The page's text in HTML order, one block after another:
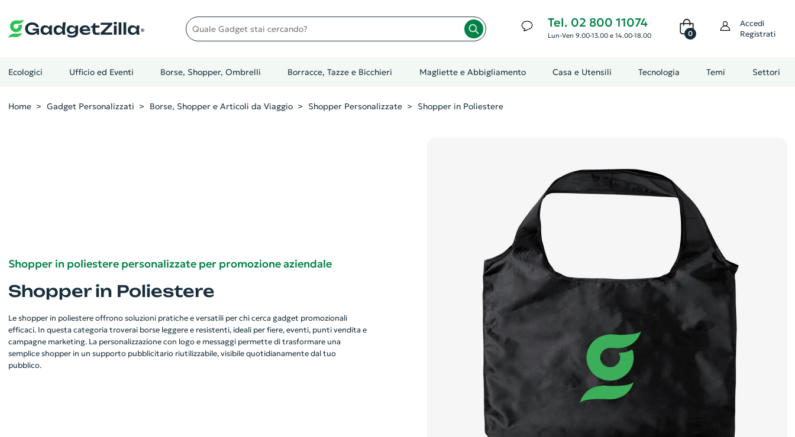
Quale gadget stai cercando? Tel. 02 800 11074
Lun-Ven 9.00-13.00 e 14.00-18.00 0
Accedi
Registrati
Ecologici Ufficio ed Eventi Borse, Shopper, Ombrelli Borracce, Tazze e Bicchieri Magliette e Abbigliamento Casa e Utensili Tecnologia Temi Settori
Home Gadget Personalizzati Borse, Shopper e Articoli da Viaggio Shopper Personalizzate Shopper in Poliestere
Shopper in poliestere personalizzate per promozione aziendale
Shopper in Poliestere
Le shopper in poliestere offrono soluzioni pratiche e versatili per chi cerca gadget promozionali
efficaci. In questa categoria troverai borse leggere e resistenti, ideali per fiere, eventi, punti vendita e
campagne marketing. La personalizzazione con logo e messaggi permette di trasformare una
semplice shopper in un supporto pubblicitario riutilizzabile, visibile quotidianamente dal tuo
pubblico.